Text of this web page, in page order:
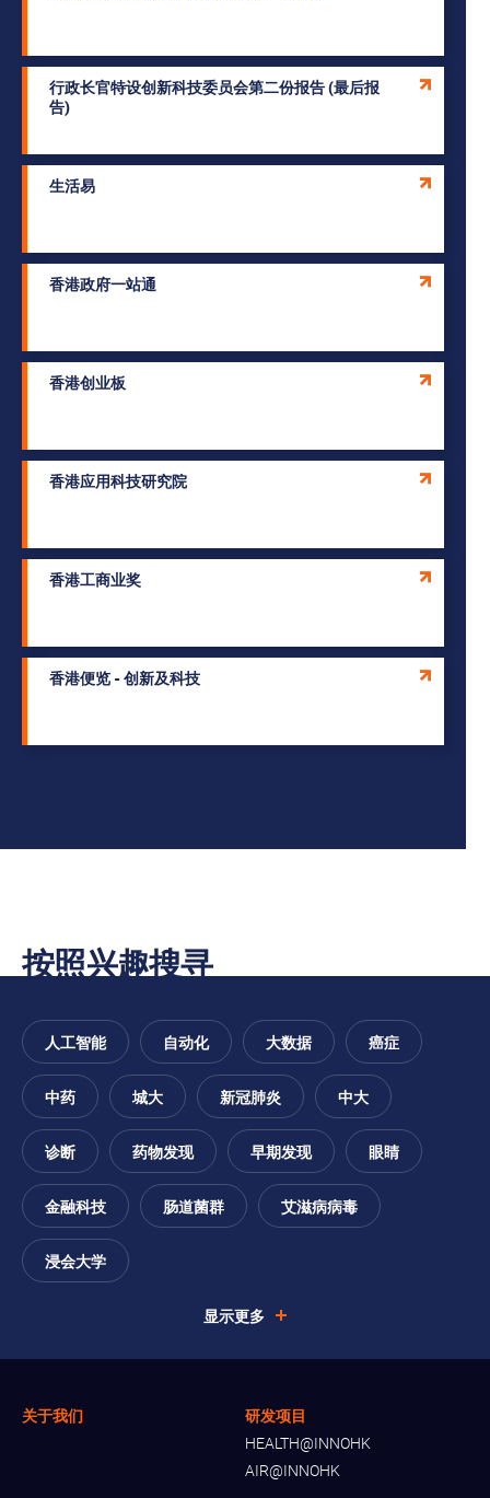
行政长官特设创新科技委员会第二份报告 (最后报
告)
生活易
香港政府一站通
香港创业板
香港应用科技研究院
香港工商业奖
香港便览 - 创新及科技
按照兴趣搜寻
人工智能 自动化 大数据 癌症
中药 城大 新冠肺炎 中大
诊断 药物发现 早期发现 眼睛
金融科技 肠道菌群 艾滋病病毒
浸会大学
显示更多
关于我们
研发项目
HEALTH@INNOHK
AIR@INNOHK